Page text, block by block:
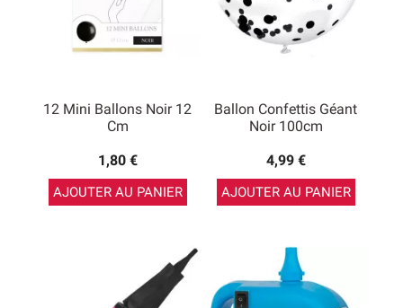
12 Mini Ballons Noir 12
Cm
1,80 €
AJOUTER AU PANIER
Ballon Confettis Géant
Noir 100cm
4,99 €
AJOUTER AU PANIER